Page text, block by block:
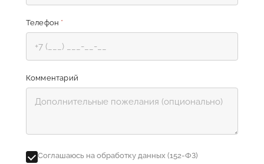
Телефон *
Комментарий
Соглашаюсь на обработку данных (152-ФЗ)